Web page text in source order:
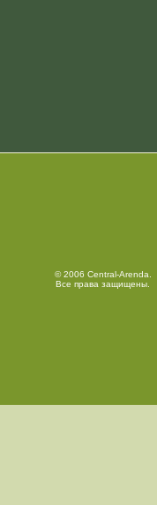
© 2006 Central-Arenda.
Все права защищены.